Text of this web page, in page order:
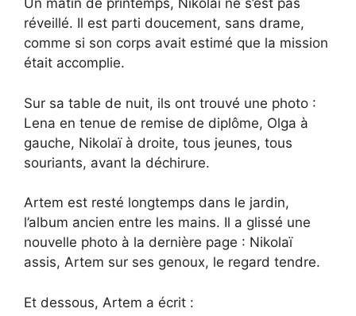
Un matin de printemps, Nikolaï ne s’est pas
réveillé. Il est parti doucement, sans drame,
comme si son corps avait estimé que la mission
était accomplie.
Sur sa table de nuit, ils ont trouvé une photo :
Lena en tenue de remise de diplôme, Olga à
gauche, Nikolaï à droite, tous jeunes, tous
souriants, avant la déchirure.
Artem est resté longtemps dans le jardin,
l’album ancien entre les mains. Il a glissé une
nouvelle photo à la dernière page : Nikolaï
assis, Artem sur ses genoux, le regard tendre.
Et dessous, Artem a écrit :